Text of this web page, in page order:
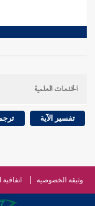
الخدمات العلمية
تفسير الآية
وثيقة الخصوصية